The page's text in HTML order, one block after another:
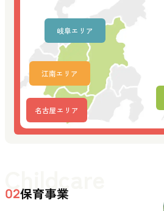
名古屋エリア
江南エリア
岐阜エリア
Childcare
02保育事業